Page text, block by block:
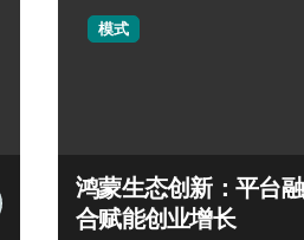
模式
鸿蒙生态创新：平台融
合赋能创业增长